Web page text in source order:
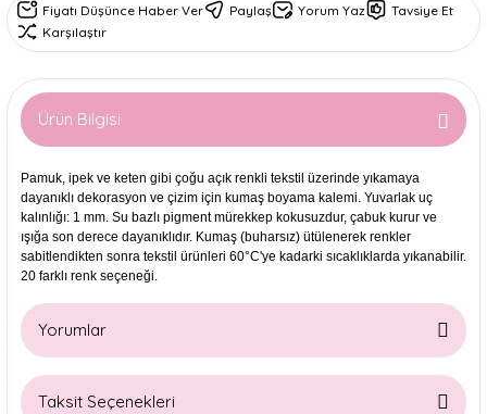
Fiyatı Düşünce Haber Ver Paylaş Yorum Yaz
Tavsiye Et
Karşılaştır
Ürün Bilgisi
Pamuk, ipek ve keten gibi çoğu açık renkli tekstil üzerinde yıkamaya
dayanıklı dekorasyon ve çizim için kumaş boyama kalemi. Yuvarlak uç
kalınlığı: 1 mm. Su bazlı pigment mürekkep kokusuzdur, çabuk kurur ve
ışığa son derece dayanıklıdır. Kumaş (buharsız) ütülenerek renkler
sabitlendikten sonra tekstil ürünleri 60°C'ye kadarki sıcaklıklarda yıkanabilir.
20 farklı renk seçeneği.
Yorumlar
Taksit Seçenekleri